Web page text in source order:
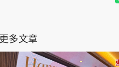
更多文章